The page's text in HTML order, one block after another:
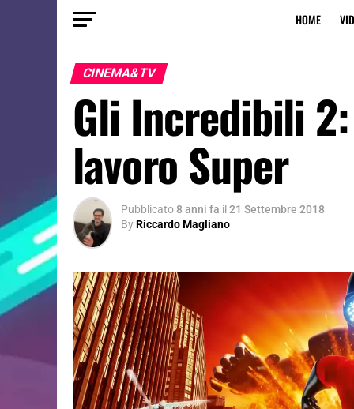
HOME
CINEMA&TV
Gli Incredibili
lavoro Super
Pubblicato8 anni fa il 21 Settembre 2018
ByRiccardo Magliano